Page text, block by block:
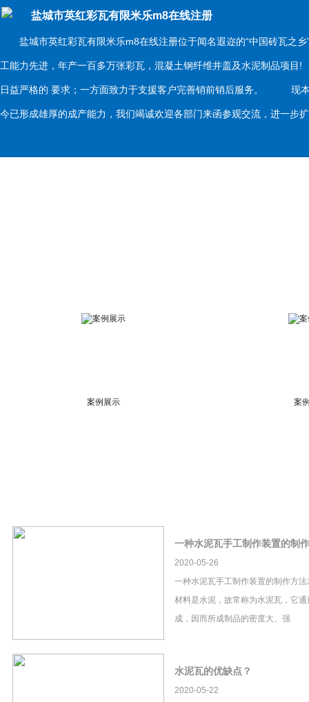
盐城市英红彩瓦有限米乐m8在线注册
盐城市英红彩瓦有限米乐m8在线注册位于闻名遐迩的“中国砖瓦之乡
工能力先进，年产一百多万张彩瓦，混凝土钢纤维井盖及水泥制品项
日益严格的 要求；一方面致力于支援客户完善销前销后服务。 现本
今已形成雄厚的成产能力，我们竭诚欢迎各部门来函参观交流，进一
案例展示 案
一种水泥瓦手工制作装置的制
2020-05-26
一种水泥瓦手工制作装置的制作方
材料是水泥，故常称为水泥瓦，它
成，因而所成制品的密度大、强
水泥瓦的优缺点？
2020-05-22